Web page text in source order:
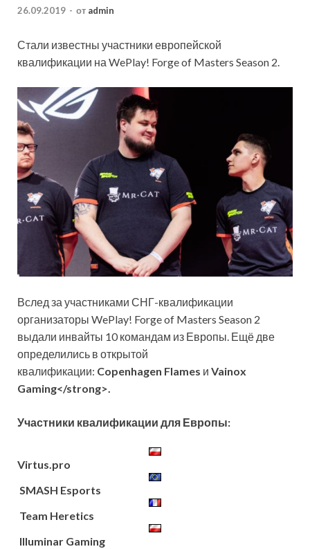
26.09.2019 - от admin
Стали известны участники европейской
квалификации на WePlay! Forge of Masters Season 2.
Вслед за участниками СНГ-квалификации
организаторы WePlay! Forge of Masters Season 2
выдали инвайты 10 командам из Европы. Ещё две
определились в открытой
квалификации: Copenhagen Flames и Vainox
Gaming</strong>.
Участники квалификации для Европы:
Virtus.pro
SMASH Esports
Team Heretics
Illuminar Gaming